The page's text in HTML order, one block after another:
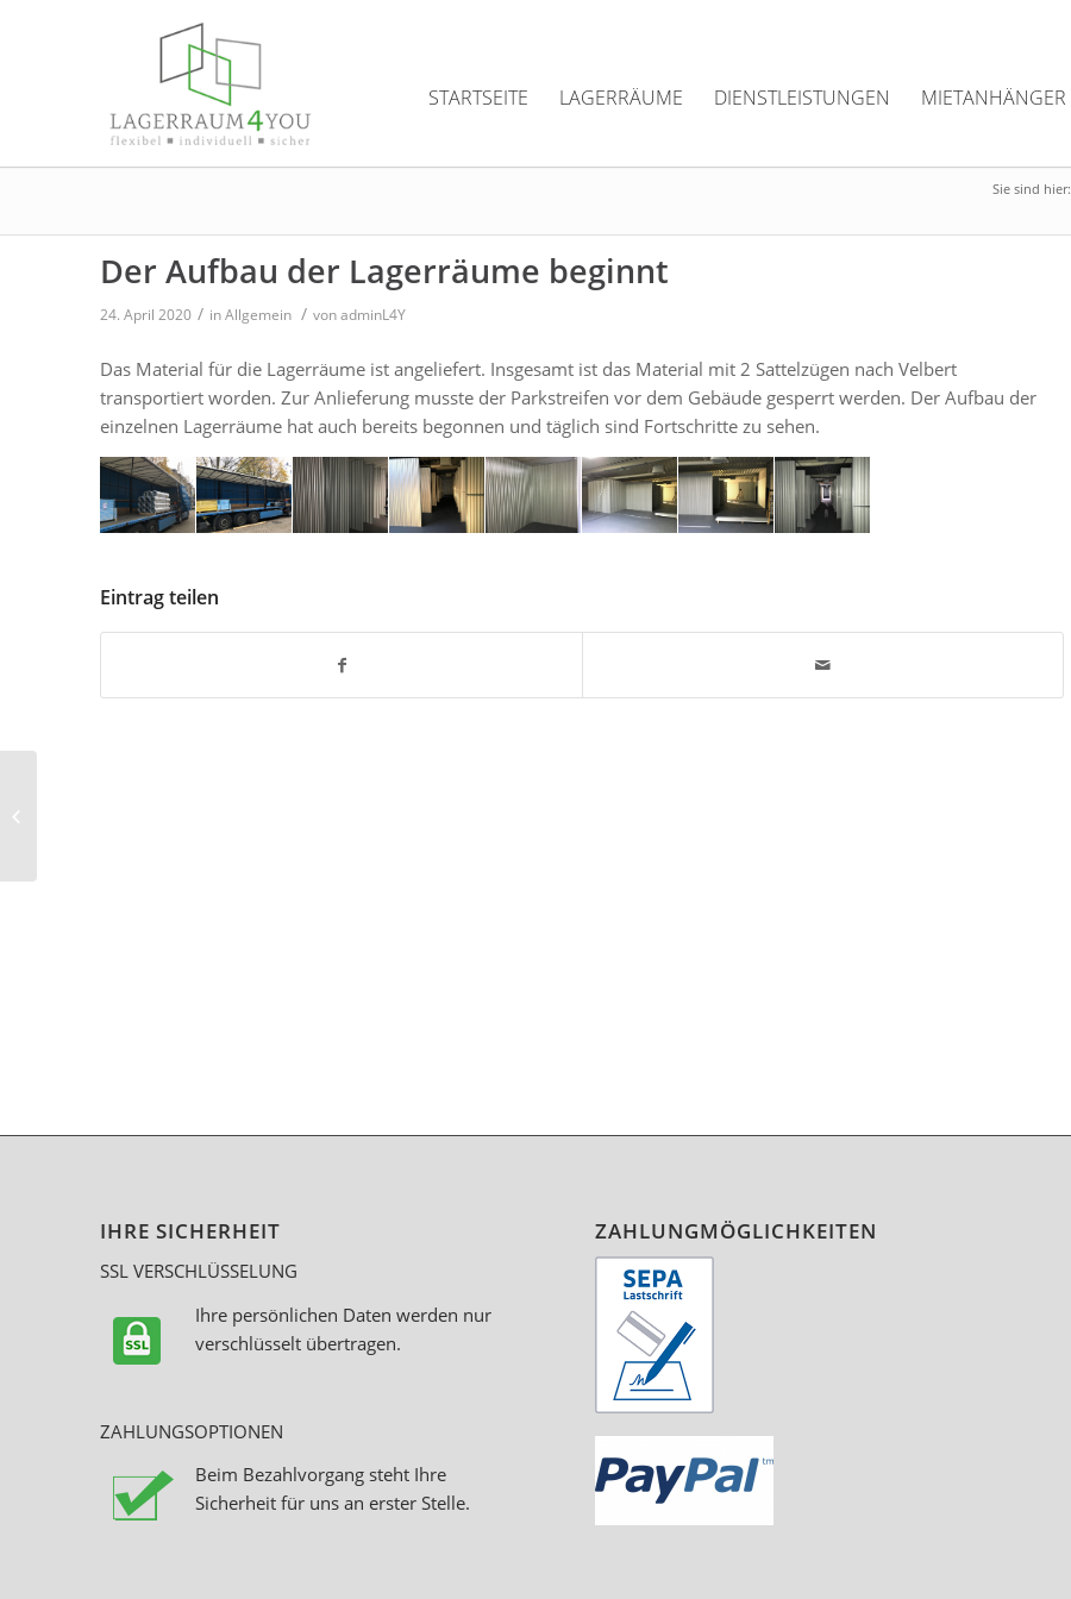
STARTSEITE LAGERRÄUME DIENSTLEISTUNGEN MIETANHÄNGER
Sie sind hier:
Der Aufbau der Lagerräume beginnt
24. April 2020 / inAllgemein / vonadminL4Y
Das Material für die Lagerräume ist angeliefert. Insgesamt ist das Material mit 2 Sattelzügen nach Velbert
transportiert worden. Zur Anlieferung musste der Parkstreifen vor dem Gebäude gesperrt werden. Der Aufbau der
einzelnen Lagerräume hat auch bereits begonnen und täglich sind Fortschritte zu sehen.
Eintrag teilen
IHRE SICHERHEIT
SSL VERSCHLÜSSELUNG
Ihre persönlichen Daten werden nur
verschlüsselt übertragen.
ZAHLUNGSOPTIONEN
Beim Bezahlvorgang steht Ihre
Sicherheit für uns an erster Stelle.
ZAHLUNGMÖGLICHKEITEN